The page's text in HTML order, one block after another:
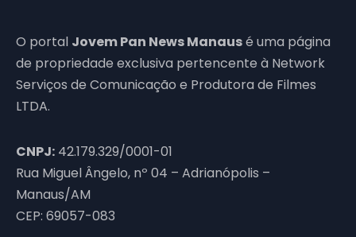
O portal Jovem Pan News Manausé uma página
de propriedade exclusiva pertencente à Network
Serviços de Comunicação e Produtora de Filmes
LTDA.
CNPJ: 42.179.329/0001-01
Rua Miguel Ângelo, nº 04 – Adrianópolis –
Manaus/AM
CEP: 69057-083